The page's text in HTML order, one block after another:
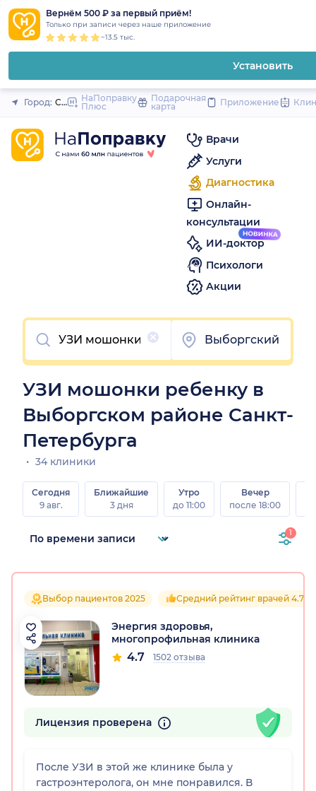
Вернём 500 ₽ за первый приём!
Только при записи через наше приложение
~13.5 тыс.
Установить
Закрыть
Город: Санкт-Петербург
НаПоправку
Плюс
Подарочная
карта
Приложение
Врачи
Услуги
Диагностика
Онлайн-
консультации
ИИ-доктор
Психологи
Акции
Очистить
Выборгский
УЗИ мошонки ребенку в
Выборгском районе Санкт-
Петербурга
34 клиники
Сегодня
9 авг.
Ближайшие
3 дня
Утро
до 11:00
Вечер
после 18:00
1
Выбор пациентов 2025 Средний рейтинг врачей 4.7
Энергия здоровья,
многопрофильная клиника
4.7 1502 отзыва
Лицензия проверена
После УЗИ в этой же клинике была у
гастроэнтеролога, он мне понравился. В